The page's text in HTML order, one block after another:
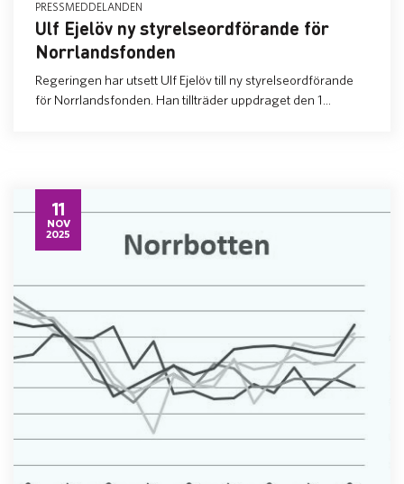
PRESSMEDDELANDEN
Ulf Ejelöv ny styrelseordförande för
Norrlandsfonden
Regeringen har utsett Ulf Ejelöv till ny styrelseordförande
för Norrlandsfonden. Han tillträder uppdraget den 1...
11
NOV
2025